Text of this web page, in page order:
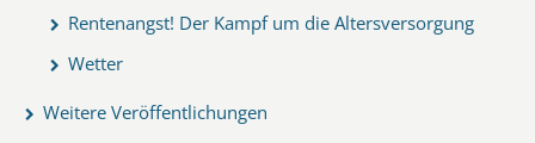
Rentenangst! Der Kampf um die Altersversorgung
Wetter
Weitere Veröffentlichungen